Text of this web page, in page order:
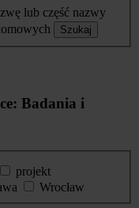
lub część nazwy
Szukaj
Badania i
projekt
Wrocław